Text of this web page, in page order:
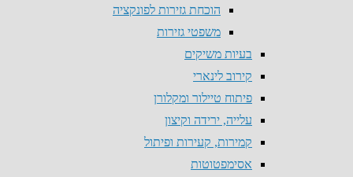
הוכחת גזירות לפונקציה
משפטי גזירות
בעיות משיקים
קירוב לינארי
פיתוח טיילור ומקלורן
עלייה, ירידה וקיצון
קמירות, קעירות ופיתול
אסימפטוטות